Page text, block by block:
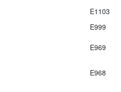
E1103
E999
E969
E968